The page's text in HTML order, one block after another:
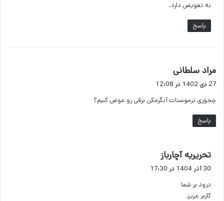
به تعویض دارد.
پاسخ
مراد سلطانی
ف
:
27 دی 1402 در 12:08
چجوری ترموستات آبگرمکن برقی رو عوض کنیم؟
پاسخ
تحریریه آچارباز
ف
30 آذر 1404 در 17:30
درود بر شما
کاربر عزیز,